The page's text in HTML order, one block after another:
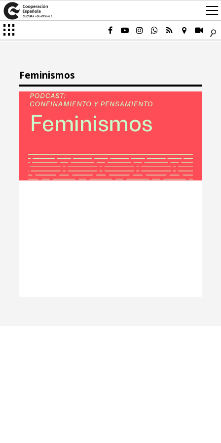
Feminismos